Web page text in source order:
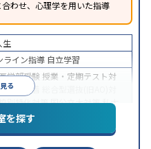
わせ、心理学を用いた指導
る
生
ライン指導 自立学習
学部受験 授業・定期テスト対
慣の定着
別特化対策国公立大対策私大
英検(英語検定)対策
その
を探す